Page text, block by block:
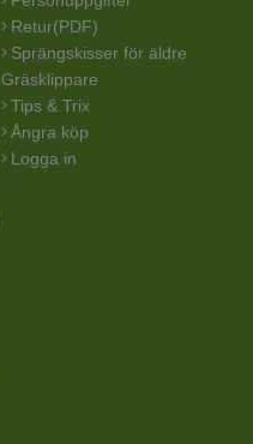
Retur(PDF)
Sprängskisser för äldre
Gräsklippare
Tips & Trix
Ångra köp
Logga in